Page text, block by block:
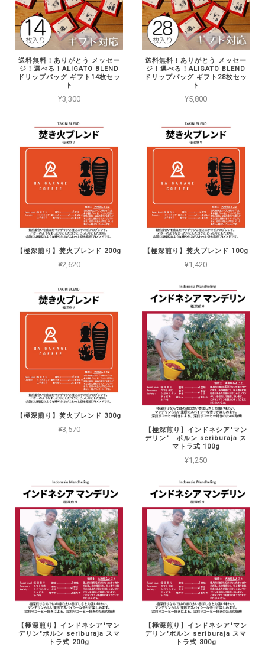
送料無料！ありがとう メッセー
ジ！選べる！ALIGATO BLEND
ドリップバッグ ギフト14枚セッ
ト
¥3,300
送料無料！ありがとう メッセー
ジ！選べる！ALIGATO BLEND
ドリップバッグ ギフト28枚セッ
ト
¥5,800
【極深煎り】焚火ブレンド 200g
¥2,620
【極深煎り】焚火ブレンド 100g
¥1,420
【極深煎り】焚火ブレンド 300g
¥3,570
【極深煎り】インドネシア"マン
デリン" ポルン seriburaja ス
マトラ式 100g
¥1,250
【極深煎り】インドネシア"マン
デリン"ポルン seriburaja スマ
トラ式 200g
【極深煎り】インドネシア"マン
デリン"ポルン seriburaja スマ
トラ式 300g